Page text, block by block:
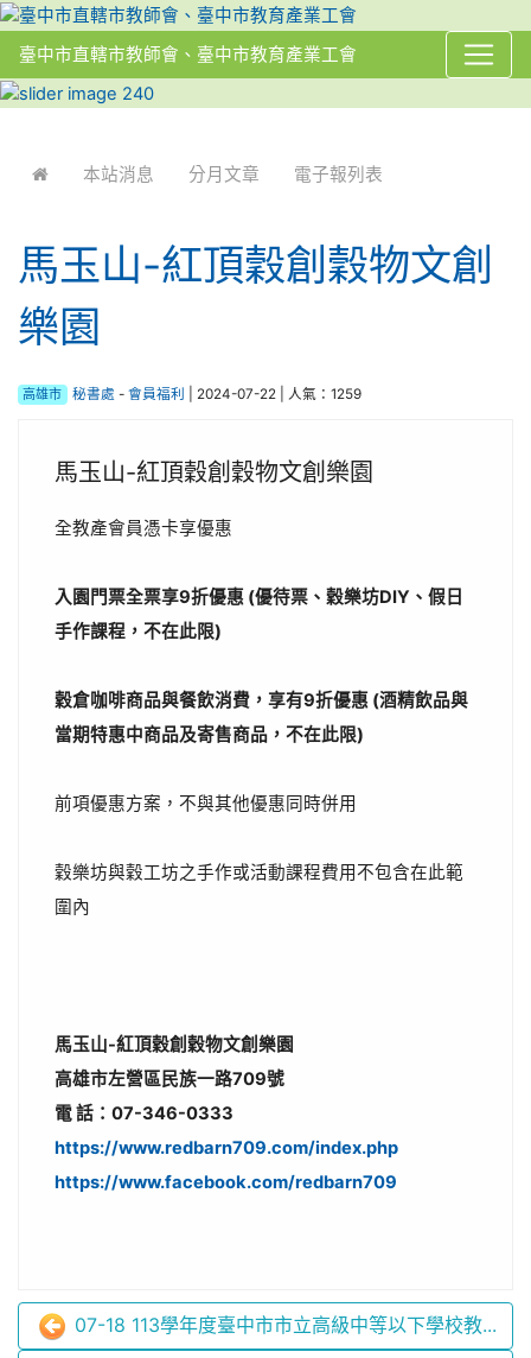
臺中市直轄市教師會、臺中市教育產業工會
本站消息 分月文章 電子報列表
馬玉山-紅頂穀創穀物文創
樂園
高雄市 秘書處 - 會員福利 | 2024-07-22 | 人氣：1259
馬玉山-紅頂穀創穀物文創樂園
全教產會員憑卡享優惠
入園門票全票享9折優惠 (優待票、穀樂坊DIY、假日
手作課程，不在此限)
穀倉咖啡商品與餐飲消費，享有9折優惠 (酒精飲品與
當期特惠中商品及寄售商品，不在此限)
前項優惠方案，不與其他優惠同時併用
穀樂坊與穀工坊之手作或活動課程費用不包含在此範
圍內
馬玉山-紅頂穀創穀物文創樂園
高雄市左營區民族一路709號
電 話：07-346-0333
https://www.redbarn709.com/index.php
https://www.facebook.com/redbarn709
07-18 113學年度臺中市市立高級中等以下學校教...